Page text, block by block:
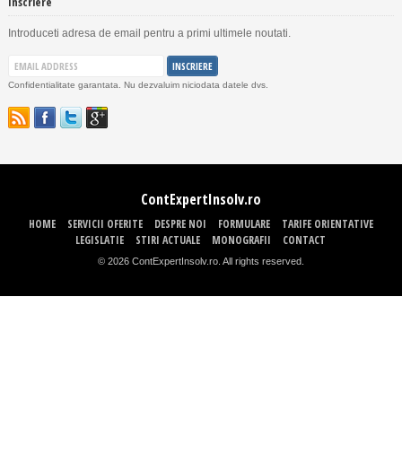
Introduceti adresa de email pentru a primi ultimele noutati.
Confidentialitate garantata. Nu dezvaluim niciodata datele dvs.
ContExpertInsolv.ro
HOME SERVICII OFERITE DESPRE NOI FORMULARE
TARIFE ORIENTATIVE
LEGISLATIE
STIRI ACTUALE MONOGRAFII CONTACT
© 2026 ContExpertInsolv.ro. All rights reserved.